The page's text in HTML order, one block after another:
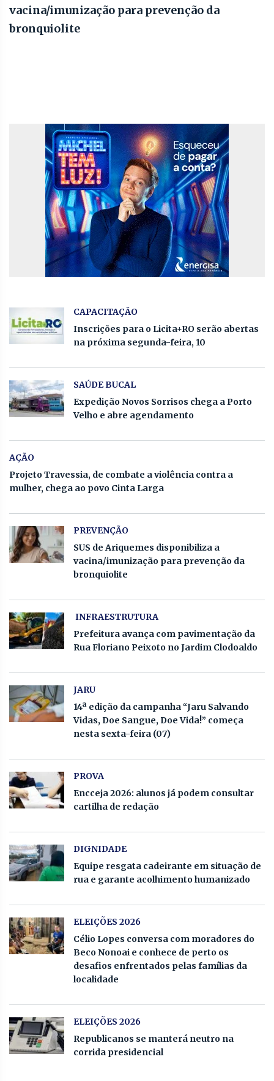
vacina/imunização para prevenção da
bronquiolite
CAPACITAÇÃO
Inscrições para o Licita+RO serão abertas
na próxima segunda-feira, 10
SAÚDE BUCAL
Expedição Novos Sorrisos chega a Porto
Velho e abre agendamento
AÇÃO
Projeto Travessia, de combate a violência contra a
mulher, chega ao povo Cinta Larga
PREVENÇÃO
SUS de Ariquemes disponibiliza a
vacina/imunização para prevenção da
bronquiolite
INFRAESTRUTURA
Prefeitura avança com pavimentação da
Rua Floriano Peixoto no Jardim Clodoaldo
JARU
14ª edição da campanha “Jaru Salvando
Vidas, Doe Sangue, Doe Vida!” começa
nesta sexta-feira (07)
PROVA
Encceja 2026: alunos já podem consultar
cartilha de redação
DIGNIDADE
Equipe resgata cadeirante em situação de
rua e garante acolhimento humanizado
ELEIÇÕES 2026
Célio Lopes conversa com moradores do
Beco Nonoai e conhece de perto os
desafios enfrentados pelas famílias da
localidade
ELEIÇÕES 2026
Republicanos se manterá neutro na
corrida presidencial